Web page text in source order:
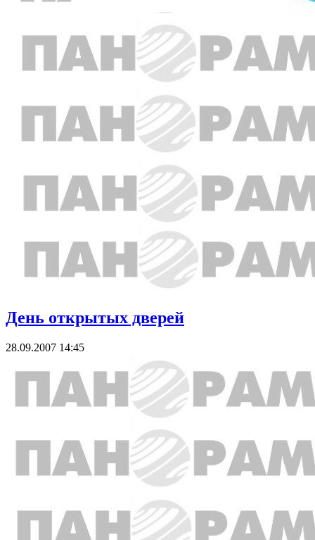
День открытых дверей
28.09.2007 14:45